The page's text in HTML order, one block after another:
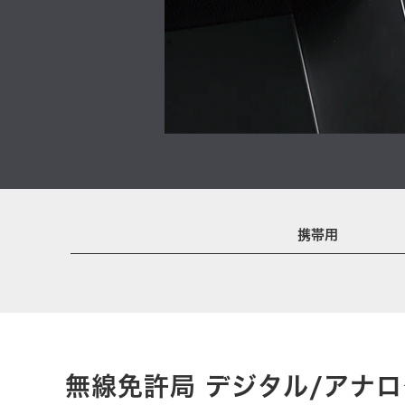
携帯用
無線免許局 デジタル/アナ